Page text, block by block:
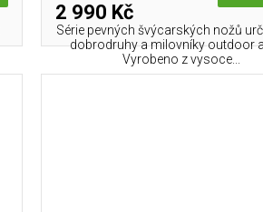
2 990 Kč
Série pevných švýcarských nožů
dobrodruhy a milovníky outdoor
Vyrobeno z vysoce...